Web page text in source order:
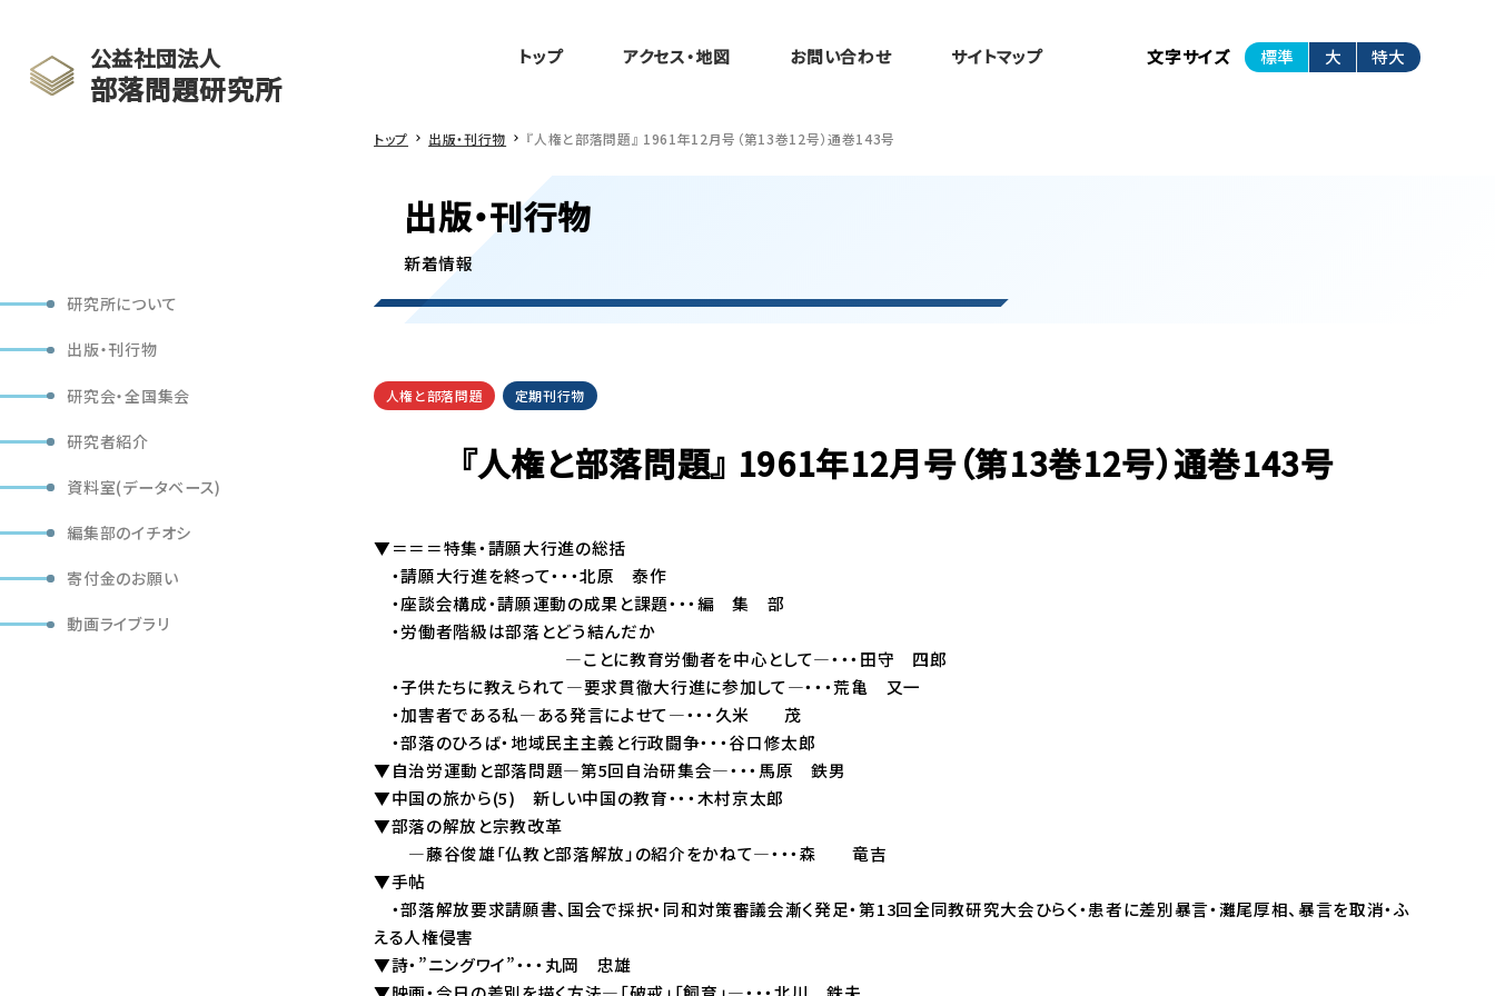
公益社団法人
部落問題研究所
研究所について
出版・刊行物
研究会・全国集会
研究者紹介
資料室(データベース)
編集部のイチオシ
寄付金のお願い
動画ライブラリ
トップ アクセス・地図 お問い合わせ サイトマップ 文字サイズ 標準 大 特大
トップ 出版・刊行物 『人権と部落問題』 1961年12月号（第13巻12号）通巻143号
出版・刊行物
新着情報
人権と部落問題 定期刊行物
『人権と部落問題』 1961年12月号（第13巻12号）通巻143号
▼＝＝＝特集・請願大行進の総括
・請願大行進を終って・・・北原 泰作
・座談会構成・請願運動の成果と課題・・・編 集 部
・労働者階級は部落とどう結んだか
―ことに教育労働者を中心として―・・・田守 四郎
・子供たちに教えられて―要求貫徹大行進に参加して―・・・荒亀 又一
・加害者である私―ある発言によせて―・・・久米 茂
・部落のひろば・地域民主主義と行政闘争・・・谷口修太郎
▼自治労運動と部落問題―第5回自治研集会―・・・馬原 鉄男
▼中国の旅から(5) 新しい中国の教育・・・木村京太郎
▼部落の解放と宗教改革
―藤谷俊雄「仏教と部落解放」の紹介をかねて―・・・森 竜吉
▼手帖
・部落解放要求請願書、国会で採択・同和対策審議会漸く発足・第13回全同教研究大会ひらく・患者に差別暴言・灘尾厚相、暴言を取消・ふ
える人権侵害
▼詩・”ニングワイ”・・・丸岡 忠雄